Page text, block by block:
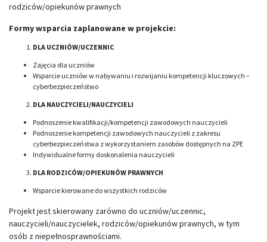
rodziców/opiekunów prawnych
Formy wsparcia zaplanowane w projekcie:
DLA UCZNIÓW/UCZENNIC
Zajęcia dla uczniów
Wsparcie uczniów w nabywaniu i rozwijaniu kompetencji kluczowych –
cyberbezpieczeństwo
DLA NAUCZYCIELI/NAUCZYCIELI
Podnoszenie kwalifikacji/kompetencji zawodowych nauczycieli
Podnoszenie kompetencji zawodowych nauczycieli z zakresu
cyberbezpieczeństwa z wykorzystaniem zasobów dostępnych na ZPE
Indywidualne formy doskonalenia nauczycieli
DLA RODZICÓW/OPIEKUNÓW PRAWNYCH
Wsparcie kierowane do wszystkich rodziców
Projekt jest skierowany zarówno do uczniów/uczennic,
nauczycieli/nauczycielek, rodziców/opiekunów prawnych, w tym
osób z niepełnosprawnościami.